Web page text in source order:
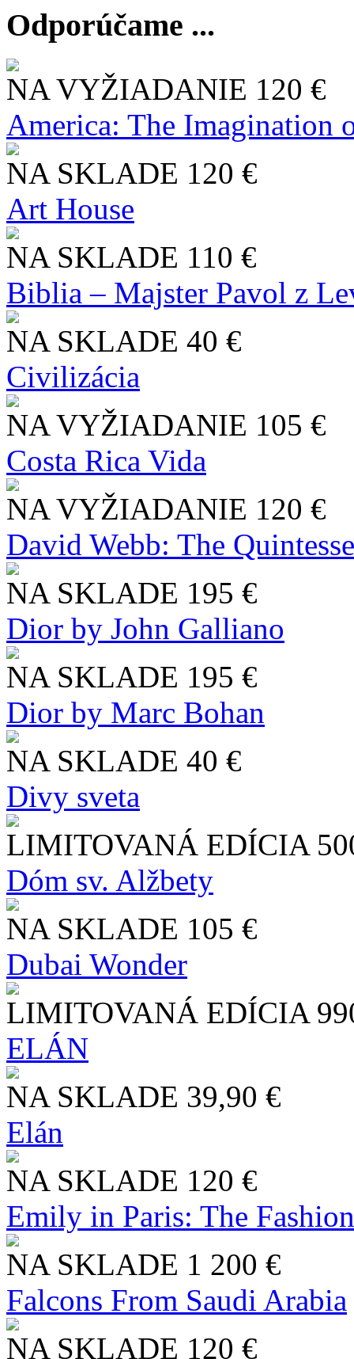
Odporúčame ...
NA VYŽIADANIE 120 €
America: The Imagination
NA SKLADE 120 €
Art House
NA SKLADE 110 €
Biblia – Majster Pavol z
NA SKLADE 40 €
Civilizácia
NA VYŽIADANIE 105 €
Costa Rica Vida
NA VYŽIADANIE 120 €
David Webb: The
NA SKLADE 195 €
Dior by John Galliano
NA SKLADE 195 €
Dior by Marc Bohan
NA SKLADE 40 €
Divy sveta
LIMITOVANÁ EDÍCIA
Dóm sv. Alžbety
NA SKLADE 105 €
Dubai Wonder
LIMITOVANÁ EDÍCIA
ELÁN
NA SKLADE 39,90 €
Elán
NA SKLADE 120 €
Emily in Paris: The
NA SKLADE 1 200 €
Falcons From Saudi Arabia
NA SKLADE 120 €